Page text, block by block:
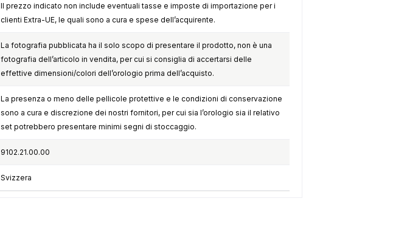
Il prezzo indicato non include eventuali tasse e imposte di importazione per i
clienti Extra-UE, le quali sono a cura e spese dell’acquirente.
La fotografia pubblicata ha il solo scopo di presentare il prodotto, non è una
fotografia dell’articolo in vendita, per cui si consiglia di accertarsi delle
effettive dimensioni/colori dell’orologio prima dell’acquisto.
La presenza o meno delle pellicole protettive e le condizioni di conservazione
sono a cura e discrezione dei nostri fornitori, per cui sia l’orologio sia il relativo
set potrebbero presentare minimi segni di stoccaggio.
9102.21.00.00
Svizzera